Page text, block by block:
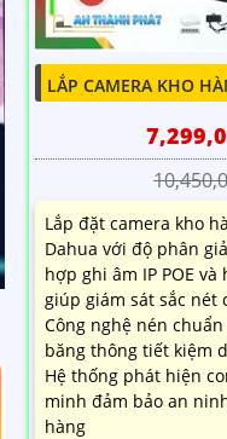
LẮP CAMERA KHO
Lắp đặt camera kho
Dahua với độ phân
hợp ghi âm IP POE và
giúp giám sát sắc nét
Công nghệ nén
băng thông tiết kiệm
Hệ thống phát hiện
minh đảm bảo an
hàng